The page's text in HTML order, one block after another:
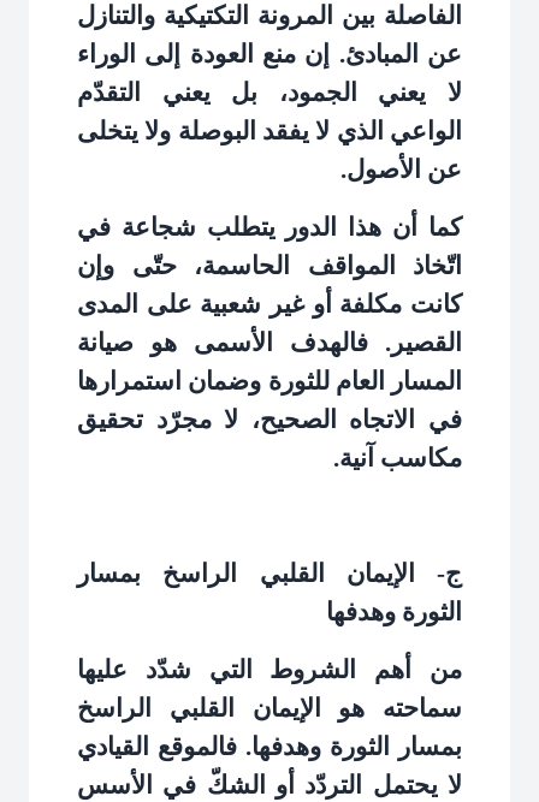
الفاصلة بين المرونة التكتيكية والتنازل
عن المبادئ. إن منع العودة إلى الوراء
لا يعني الجمود، بل يعني التقدّم
الواعي الذي لا يفقد البوصلة ولا يتخلى
عن الأصول.
كما أن هذا الدور يتطلب شجاعة في
اتّخاذ المواقف الحاسمة، حتّى وإن
كانت مكلفة أو غير شعبية على المدى
القصير. فالهدف الأسمى هو صيانة
المسار العام للثورة وضمان استمرارها
في الاتجاه الصحيح، لا مجرّد تحقيق
مكاسب آنية.
ج- الإيمان القلبي الراسخ بمسار
الثورة وهدفها
من أهم الشروط التي شدّد عليها
سماحته هو الإيمان القلبي الراسخ
بمسار الثورة وهدفها. فالموقع القيادي
لا يحتمل التردّد أو الشكّ في الأسس